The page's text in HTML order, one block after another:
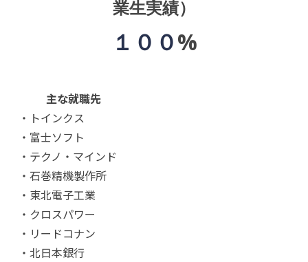
業生実績）
１００%
主な就職先
・トインクス
・富士ソフト
・テクノ・マインド
・石巻精機製作所
・東北電子工業
・クロスパワー
・リードコナン
・北日本銀行